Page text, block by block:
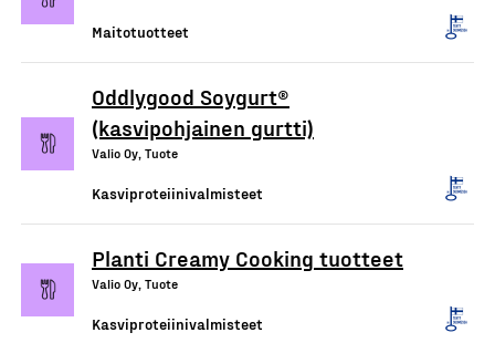
Maitotuotteet
Oddlygood Soygurt®
(kasvipohjainen gurtti)
Valio Oy, Tuote
Kasviproteiinivalmisteet
Planti Creamy Cooking tuotteet
Valio Oy, Tuote
Kasviproteiinivalmisteet